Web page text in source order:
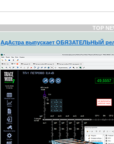
TOP
АдАстра выпускает ОБЯЗАТЕЛЬНЫЙ